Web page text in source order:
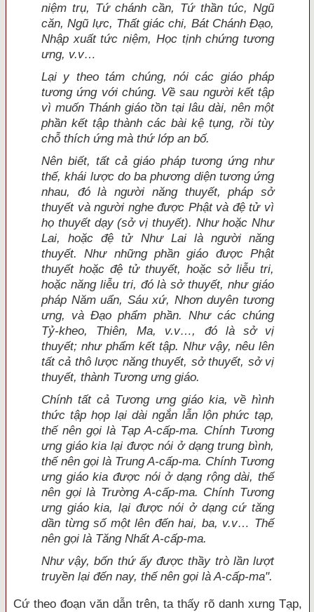
niệm trụ, Tứ chánh cần, Tứ thần túc, Ngũ
căn, Ngũ lực, Thất giác chi, Bát Chánh Đạo,
Nhập xuất tức niệm, Học tịnh chứng tương
ưng, v.v…
Lại y theo tám chúng, nói các giáo pháp
tương ứng với chúng. Về sau người kết tập
vì muốn Thánh giáo tồn tại lâu dài, nên một
phần kết tập thành các bài kệ tụng, rồi tùy
chỗ thích ứng mà thứ lớp an bố.
Nên biết, tất cả giáo pháp tương ứng như
thế, khái lược do ba phương diện tương ứng
nhau, đó là người năng thuyết, pháp sở
thuyết và người nghe được Phật và đệ tử vì
họ thuyết dạy (sở vị thuyết). Như hoặc Như
Lai, hoặc đệ tử Như Lai là người năng
thuyết. Như những phần giáo được Phật
thuyết hoặc đệ tử thuyết, hoặc sở liễu tri,
hoặc năng liễu tri, đó là sở thuyết, như giáo
pháp Năm uẩn, Sáu xứ, Nhơn duyên tương
ưng, và Đạo phẩm phần. Như các chúng
Tỷ-kheo, Thiên, Ma, v.v…, đó là sở vị
thuyết; như phẩm kết tập. Như vậy, nêu lên
tất cả thô lược năng thuyết, sở thuyết, sở vị
thuyết, thành Tương ưng giáo.
Chính tất cả Tương ưng giáo kia, về hình
thức tập họp lại dài ngắn lẫn lộn phức tạp,
thế nên gọi là Tạp A-cấp-ma. Chính Tương
ưng giáo kia lại được nói ở dạng trung bình,
thế nên gọi là Trung A-cấp-ma. Chính Tương
ưng giáo kia được nói ở dạng rộng dài, thế
nên gọi là Trường A-cấp-ma. Chính Tương
ưng giáo kia, lại được nói ở dạng cứ tăng
dần từng số một lên đến hai, ba, v.v… Thế
nên gọi là Tăng Nhất A-cấp-ma.
Như vậy, bốn thứ ấy được thầy trò lần lượt
truyền lại đến nay, thế nên gọi là A-cấp-ma".
Cứ theo đoạn văn dẫn trên, ta thấy rõ danh xưng Tạp,